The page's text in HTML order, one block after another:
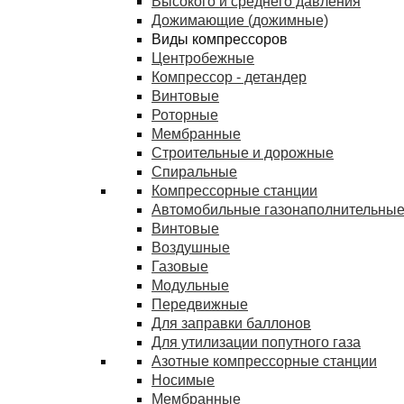
Дожимающие (дожимные)
Виды компрессоров
Центробежные
Компрессор - детандер
Винтовые
Роторные
Мембранные
Строительные и дорожные
Спиральные
Компрессорные станции
Автомобильные
Винтовые
Воздушные
Газовые
Модульные
Передвижные
Для заправки баллонов
Для утилизации попутного газа
Азотные компрессорные станции
Носимые
Мембранные